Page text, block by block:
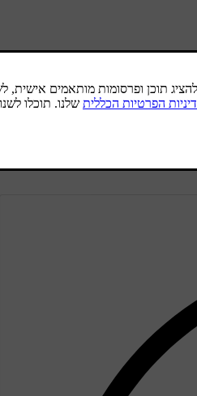
אוטומטי בפרופיל המשתמש.
אוטומטיים בעת נעילה ושחרור